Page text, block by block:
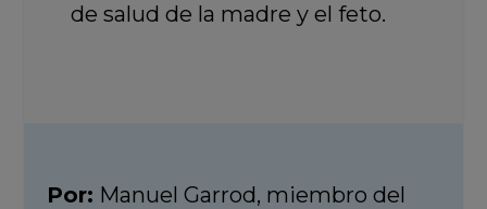
de salud de la madre y el feto.
Por: Manuel Garrod, miembro del